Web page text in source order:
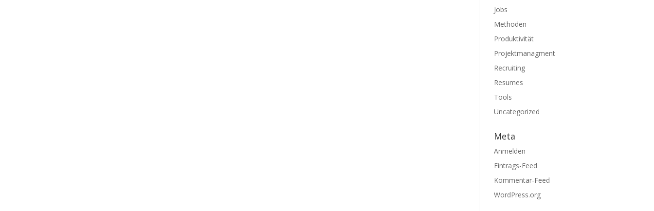
Jobs
Methoden
Produktivität
Projektmanagment
Recruiting
Resumes
Tools
Uncategorized
Meta
Anmelden
Eintrags-Feed
Kommentar-Feed
WordPress.org